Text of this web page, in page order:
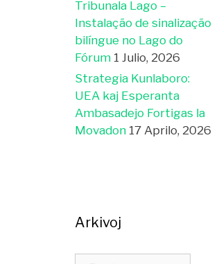
Tribunala Lago –
Instalação de sinalização
bilíngue no Lago do
Fórum 1 Julio, 2026
Strategia Kunlaboro:
UEA kaj Esperanta
Ambasadejo Fortigas la
Movadon 17 Aprilo, 2026
Arkivoj